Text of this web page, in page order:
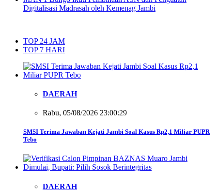
Digitalisasi Madrasah oleh Kemenag Jambi
TOP 24 JAM
TOP 7 HARI
DAERAH
Rabu, 05/08/2026 23:00:29
SMSI Terima Jawaban Kejati Jambi Soal Kasus Rp2,1 Miliar PUPR
Tebo
DAERAH